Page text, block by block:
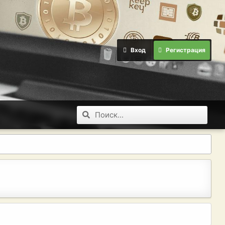
Вход Регистрация